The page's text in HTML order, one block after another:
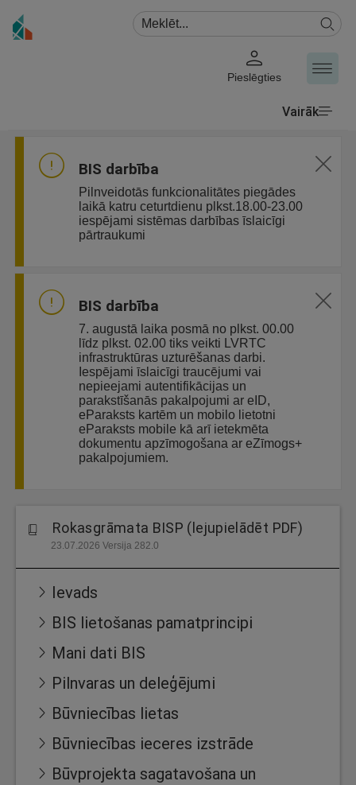
Pieslēgties
Vairāk
BIS darbība
Pilnveidotās funkcionalitātes piegādes
laikā katru ceturtdienu plkst.18.00-23.00
iespējami sistēmas darbības īslaicīgi
pārtraukumi
BIS darbība
7. augustā laika posmā no plkst. 00.00
līdz plkst. 02.00 tiks veikti LVRTC
infrastruktūras uzturēšanas darbi.
Iespējami īslaicīgi traucējumi vai
nepieejami autentifikācijas un
parakstīšanās pakalpojumi ar eID,
eParaksts kartēm un mobilo lietotni
eParaksts mobile kā arī ietekmēta
dokumentu apzīmogošana ar eZīmogs+
pakalpojumiem.
Rokasgrāmata BISP (lejupielādēt PDF)
23.07.2026 Versija 282.0
Ievads
BIS lietošanas pamatprincipi
Mani dati BIS
Pilnvaras un deleģējumi
Būvniecības lietas
Būvniecības ieceres izstrāde
Būvprojekta sagatavošana un